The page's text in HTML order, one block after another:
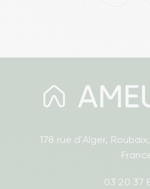
178 rue d'Alger,
03 20 37